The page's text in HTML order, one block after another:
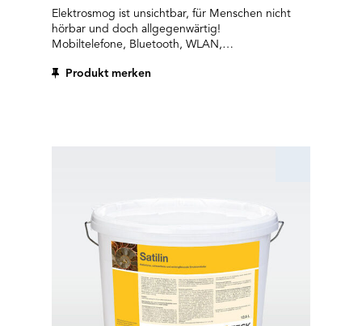
Elektrosmog ist unsichtbar, für Menschen nicht
hörbar und doch allgegenwärtig!
Mobiltelefone, Bluetooth, WLAN,
generieren belastenden Elektrosmog in Form von
Produkt merken